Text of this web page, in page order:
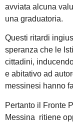
avviata alcuna
una graduatoria.
Questi ritardi
speranza che le
cittadini,
e abitativo ad
messinesi hanno
Pertanto il Fronte
Messina ritiene